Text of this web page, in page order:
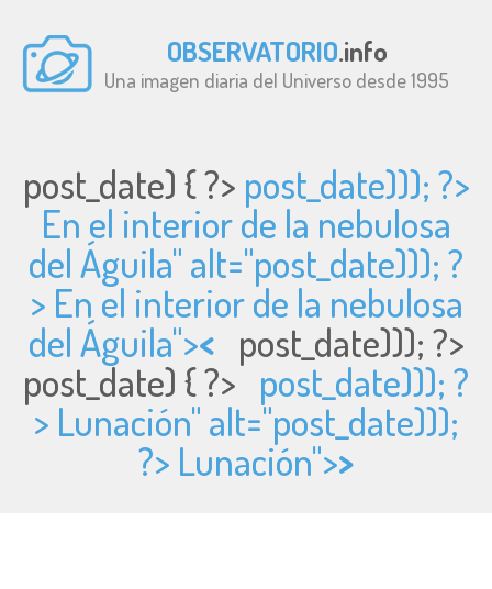
OBSERVATORIO.info
Una imagen diaria del Universo desde 1995
post_date) { ?> post_date))); ?>
En el interior de la nebulosa
del Águila" alt="post_date))); ?
> En el interior de la nebulosa
del Águila">< post_date))); ?>
post_date) { ?> post_date))); ?
> Lunación" alt="post_date)));
?> Lunación">>